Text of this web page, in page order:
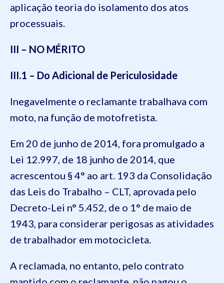
aplicação teoria do isolamento dos atos
processuais.
III – NO MÉRITO
III.1 – Do Adicional de Periculosidade
Inegavelmente o reclamante trabalhava com
moto, na função de motofretista.
Em 20 de junho de 2014, fora promulgado a
Lei 12.997, de 18 junho de 2014, que
acrescentou § 4° ao art. 193 da Consolidação
das Leis do Trabalho – CLT, aprovada pelo
Decreto-Lei n° 5.452, de o 1° de maio de
1943, para considerar perigosas as atividades
de trabalhador em motocicleta.
A reclamada, no entanto, pelo contrato